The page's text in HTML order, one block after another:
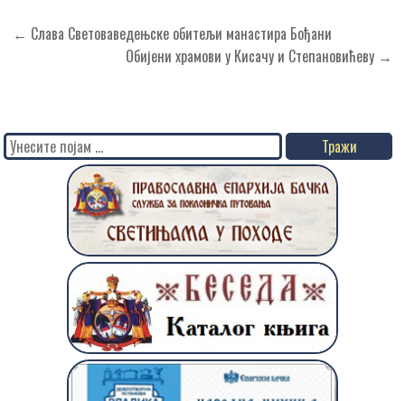
Кретање
← Слава Световаведењске обитељи манастира Бођани
Обијени храмови у Кисачу и Степановићеву →
Search
for: